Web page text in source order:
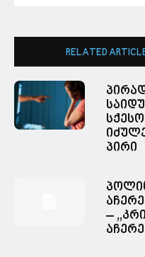
RELATED
პირი
–